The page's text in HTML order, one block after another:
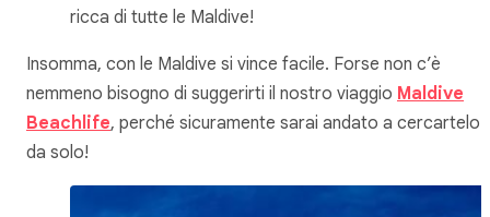
ricca di tutte le Maldive!
Insomma, con le Maldive si vince facile. Forse non c’è
nemmeno bisogno di suggerirti il nostro viaggio Maldive
Beachlife, perché sicuramente sarai andato a cercartelo
da solo!